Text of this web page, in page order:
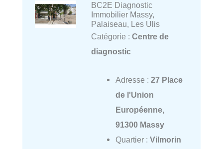
BC2E Diagnostic
Immobilier Massy,
Palaiseau, Les Ulis
Catégorie : Centre de
diagnostic
Adresse : 27 Place
de l'Union
Européenne,
91300 Massy
Quartier : Vilmorin